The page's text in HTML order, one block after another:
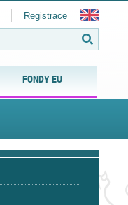
FONDY EU
Registrace